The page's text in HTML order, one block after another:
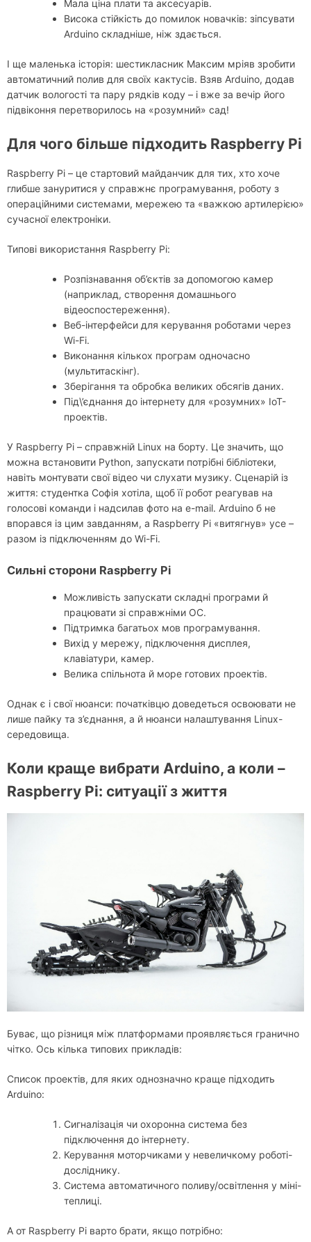
Мала ціна плати та аксесуарів.
Висока стійкість до помилок новачків: зіпсувати
Arduino складніше, ніж здається.
І ще маленька історія: шестикласник Максим мріяв зробити
автоматичний полив для своїх кактусів. Взяв Arduino, додав
датчик вологості та пару рядків коду – і вже за вечір його
підвіконня перетворилось на «розумний» сад!
Для чого більше підходить Raspberry Pi
Raspberry Pi – це стартовий майданчик для тих, хто хоче
глибше зануритися у справжнє програмування, роботу з
операційними системами, мережею та «важкою артилерією»
сучасної електроніки.
Типові використання Raspberry Pi:
Розпізнавання об’єктів за допомогою камер
(наприклад, створення домашнього
відеоспостереження).
Веб-інтерфейси для керування роботами через
Wi-Fi.
Виконання кількох програм одночасно
(мультитаскінг).
Зберігання та обробка великих обсягів даних.
Під\’єднання до інтернету для «розумних» IoT-
проектів.
У Raspberry Pi – справжній Linux на борту. Це значить, що
можна встановити Python, запускати потрібні бібліотеки,
навіть монтувати свої відео чи слухати музику. Сценарій із
життя: студентка Софія хотіла, щоб її робот реагував на
голосові команди і надсилав фото на e-mail. Arduino б не
впорався із цим завданням, а Raspberry Pi «витягнув» усе –
разом із підключенням до Wi-Fi.
Сильні сторони Raspberry Pi
Можливість запускати складні програми й
працювати зі справжніми ОС.
Підтримка багатьох мов програмування.
Вихід у мережу, підключення дисплея,
клавіатури, камер.
Велика спільнота й море готових проектів.
Однак є і свої нюанси: початківцю доведеться освоювати не
лише пайку та з’єднання, а й нюанси налаштування Linux-
середовища.
Коли краще вибрати Arduino, а коли –
Raspberry Pi: ситуації з життя
Буває, що різниця між платформами проявляється гранично
чітко. Ось кілька типових прикладів:
Список проектів, для яких однозначно краще підходить
Arduino:
Сигналізація чи охоронна система без
підключення до інтернету.
Керування моторчиками у невеличкому роботі-
досліднику.
Система автоматичного поливу/освітлення у міні-
теплиці.
А от Raspberry Pi варто брати, якщо потрібно: